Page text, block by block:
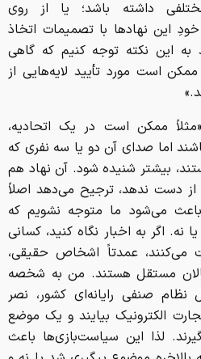
داشته باشد؛ یا از روی
این نهادها با تصمیمات اتخاذ
به این نکته توجه کنیم که گاهی
است مورد تأیید لایه‌هایی از
ممکن است در یک اتحادیه،
اما صدای آن دو یا سه نفری که
بیشتر شنیده شود. آن نهاد هم
از دست ندهد، ترجیح می‌دهد اصلاً
باعث می‌شود ما متوجه نشویم که
نه. اگر به اخبار نگاه کنید، کسانی
می‌کنند، عمدتاً اشخاص حقیقی،
مستقل هستند. من به شخصه
نظام صنفی رایانه‌ای کشور، نصر
الکترونیک بیایند و یک موضع
لذا این سیاست‌بازی‌ها باعث